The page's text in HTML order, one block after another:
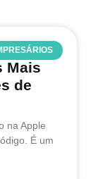
se
Mais
de
na Apple
É um